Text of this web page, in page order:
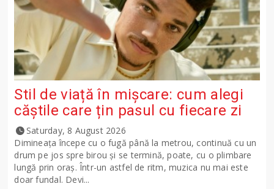
Stil de viață în mișcare: cum alegi
căștile care țin pasul cu fiecare zi
Saturday, 8 August 2026
Dimineața începe cu o fugă până la metrou, continuă cu un
drum pe jos spre birou și se termină, poate, cu o plimbare
lungă prin oraș. Într-un astfel de ritm, muzica nu mai este
doar fundal. Devi...